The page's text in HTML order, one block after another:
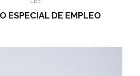
ESPECIAL DE EMPLEO